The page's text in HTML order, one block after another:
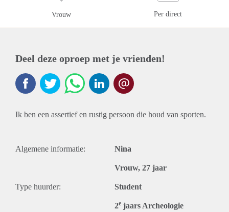
Vrouw Per direct
Deel deze oproep met je vrienden!
Ik ben een assertief en rustig persoon die houd van sporten.
Algemene informatie: Nina
Vrouw, 27 jaar
Type huurder: Student
2e jaars Archeologie